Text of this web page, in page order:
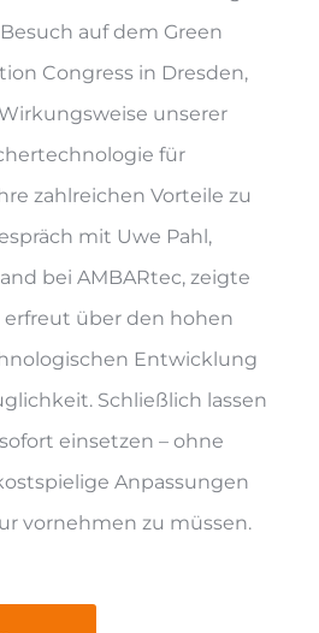
auf dem Green
Congress in Dresden,
unserer
für
zahlreichen Vorteile zu
mit Uwe Pahl,
bei AMBARtec, zeigte
erfreut über den hohen
Entwicklung
Schließlich lassen
einsetzen – ohne
Anpassungen
vornehmen zu müssen.